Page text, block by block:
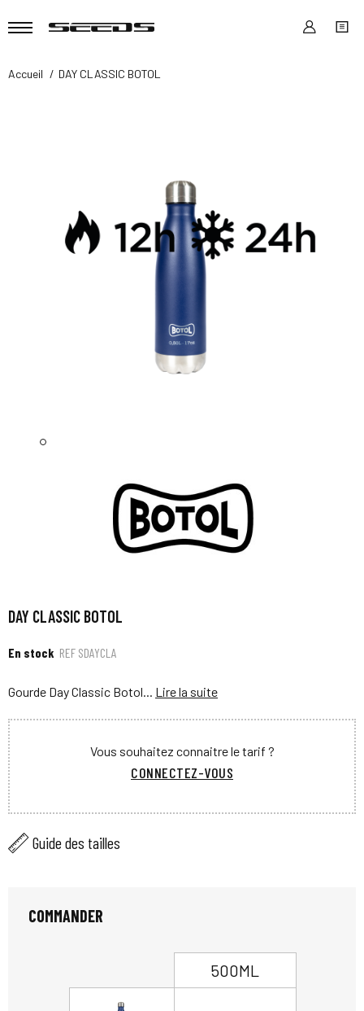
Accueil DAY CLASSIC BOTOL
DAY CLASSIC BOTOL
En stock REF SDAYCLA
Gourde Day Classic Botol... Lire la suite
Vous souhaitez connaitre le tarif ?
CONNECTEZ-VOUS
Guide des tailles
COMMANDER
500ML